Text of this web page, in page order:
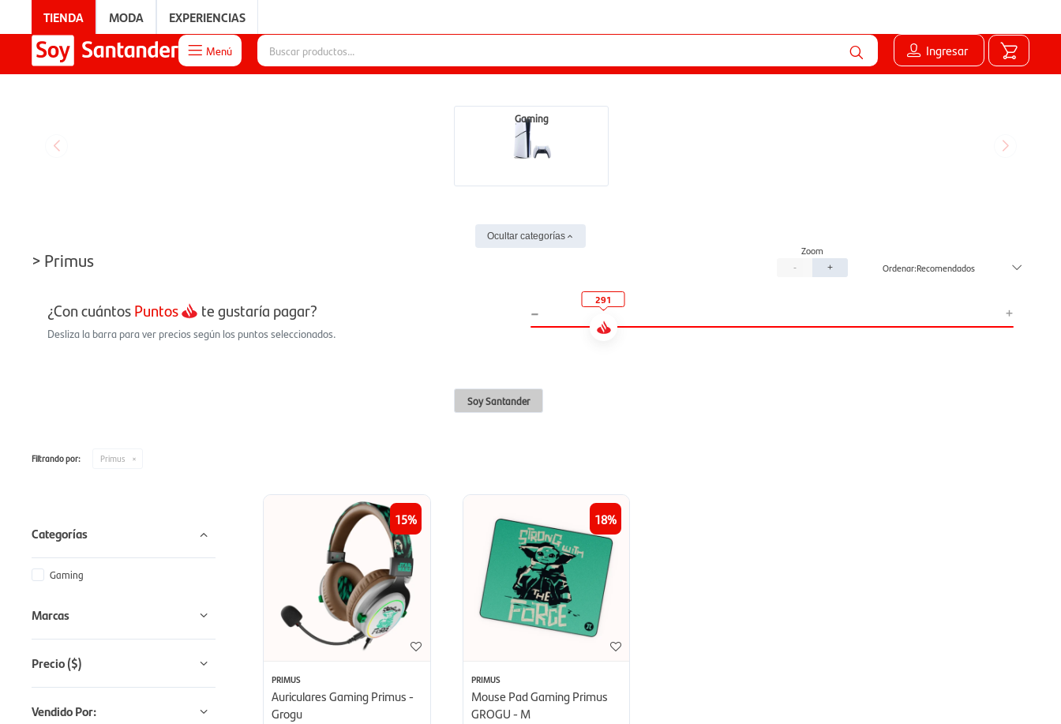
TIENDA MODA EXPERIENCIAS
 Menú Ingresar
Gaming
Ocultar categorías
> Primus - + Recomendados
¿Con cuántosPuntos te gustaría pagar?
Desliza la barra para ver precios según los puntos seleccionados.
- +
291
Soy Santander
Filtrando por: Primus
15
PRIMUS
Auriculares Gaming Primus -
Grogu
18
PRIMUS
Mouse Pad Gaming Primus
GROGU - M
Categorías
Gaming
Marcas
Precio($)
Vendido Por: